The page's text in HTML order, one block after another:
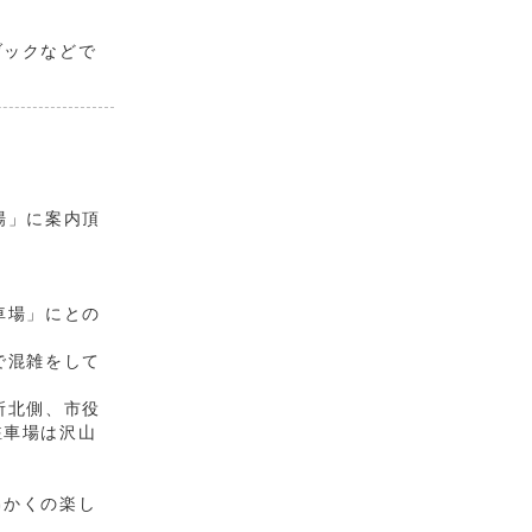
クなどで
」に案内頂
場」にとの
混雑をして
北側、市役
場は沢山
くの楽し